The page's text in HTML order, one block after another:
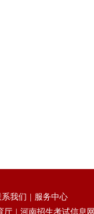
系我们
服务中心
厅 河南招生考试信息网